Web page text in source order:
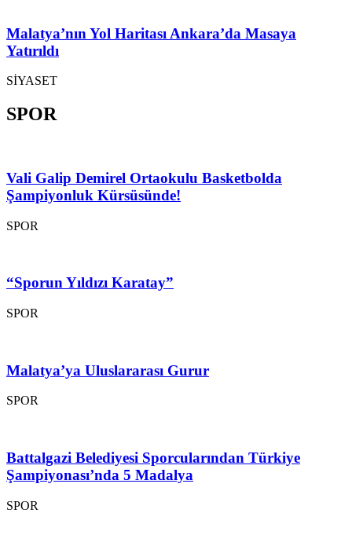
Malatya’nın Yol Haritası Ankara’da Masaya
Yatırıldı
SİYASET
SPOR
Vali Galip Demirel Ortaokulu Basketbolda
Şampiyonluk Kürsüsünde!
SPOR
“Sporun Yıldızı Karatay”
SPOR
Malatya’ya Uluslararası Gurur
SPOR
Battalgazi Belediyesi Sporcularından Türkiye
Şampiyonası’nda 5 Madalya
SPOR